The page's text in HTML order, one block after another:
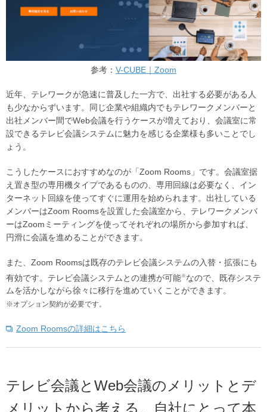
参考： V-CUBE｜Zoom
近年、テレワークが急速に普及した一方で、出社する必要がある人
も少なからずいます。同じ企業や組織内でもテレワークメンバーと
出社メンバー間でWeb会議を行うケースが増えており、会議室に常
設できるテレビ会議システムに魅力を感じる企業様も多いことでし
ょう。
こうしたケースにおすすめなのが「Zoom Rooms」です。会議室据
え置き型の専用機タイプであるものの、専用回線は必要なく、イン
ターネット回線を使ってすぐに運用を始められます。出社している
メンバーはZoom Roomsを設置した会議室から、テレワークメンバ
ーはZoomミーティングを使ってそれぞれの場所から参加すれば、
円滑に会議を進めることができます。
また、Zoom Roomsは既存のテレビ会議システムの入替・拡張にも
有効です。テレビ会議システムとの連携が可能※ なので、既存システ
ムを活かしながら徐々に移行を進めていくことができます。
※オプション契約が必要です。
Zoom Roomsの詳細はこちら
テレビ会議とWeb会議のメリットとデ
メリットから考える、自社にとって本